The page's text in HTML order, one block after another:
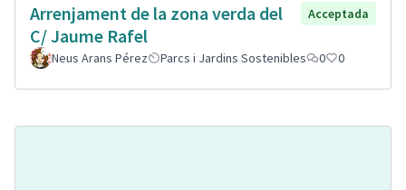
Arrenjament de la zona verda del
C/ Jaume Rafel
Acceptada
Neus Arans Pérez Parcs i Jardins Sostenibles 0 0